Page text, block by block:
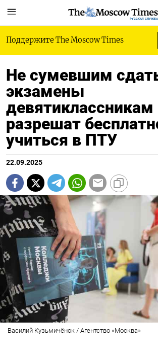
РУССКАЯ СЛУЖБА
Поддержите The Moscow Times
Не сумевшим
экзамены
девятиклассникам
разрешат
учиться в ПТУ
22.09.2025
Василий Кузьмичёнок / Агентство «Москва»